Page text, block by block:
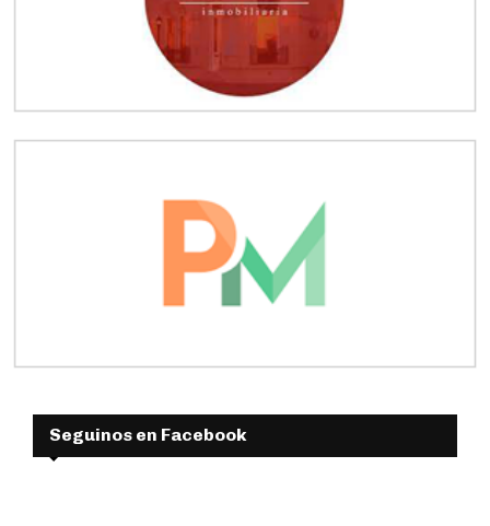
Seguinos en Facebook